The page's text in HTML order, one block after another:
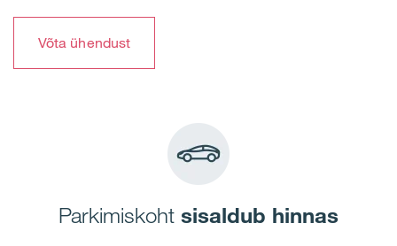
Võta ühendust
Parkimiskoht sisaldub hinnas